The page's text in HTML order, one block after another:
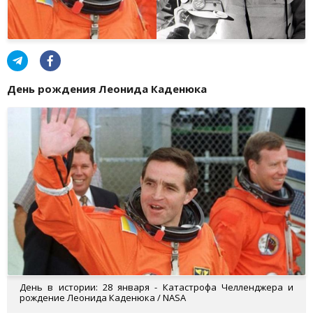
День рождения Леонида Каденюка
День в истории: 28 января - Катастрофа Челленджера и
рождение Леонида Каденюка / NASA